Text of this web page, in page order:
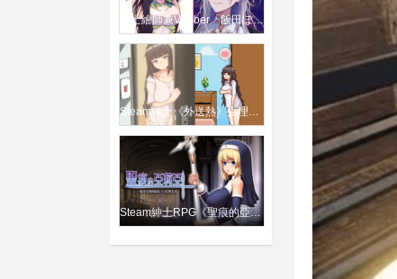
紳士繪師兼VTuber「飯田ぽち」宣布停止直播與工作、將專心養病
Steam紳士《外送熱》生理需求也能叫外送！「騎」上門餵飽飢渴女客人
Steam紳士RPG《聖痕的亞莉亞》修女獻身拯救世界「舒吟」都精彩